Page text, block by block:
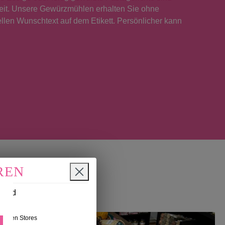
Unsere Gewürzmühlen erhalten Sie ohne
Wunschtext auf dem Etikett. Persönlicher kann
und
Stores